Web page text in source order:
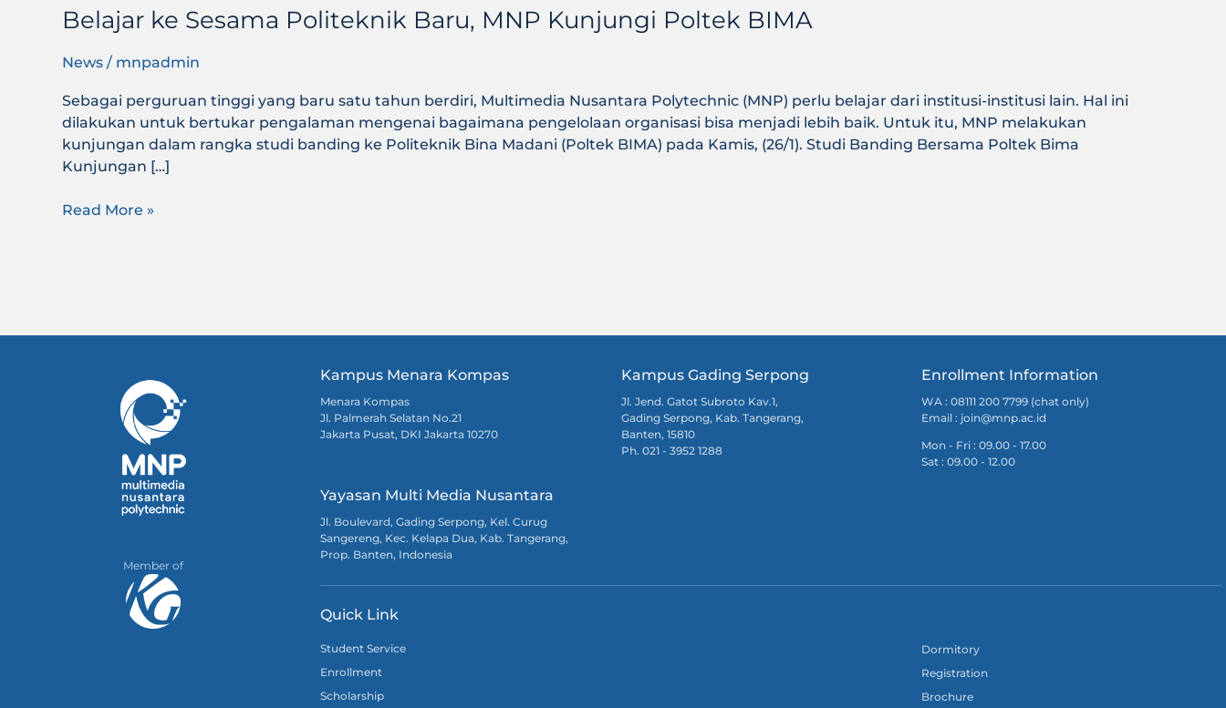
Belajar ke Sesama Politeknik Baru, MNP Kunjungi Poltek BIMA
News / mnpadmin
Sebagai perguruan tinggi yang baru satu tahun berdiri, Multimedia Nusantara Polytechnic (MNP) perlu belajar dari institusi-institusi lain. Hal ini
dilakukan untuk bertukar pengalaman mengenai bagaimana pengelolaan organisasi bisa menjadi lebih baik. Untuk itu, MNP melakukan
kunjungan dalam rangka studi banding ke Politeknik Bina Madani (Poltek BIMA) pada Kamis, (26/1). Studi Banding Bersama Poltek Bima
Kunjungan […]
Read More »
Member of
Kampus Menara Kompas
Menara Kompas
Jl. Palmerah Selatan No.21
Jakarta Pusat, DKI Jakarta 10270
Kampus Gading Serpong
Jl. Jend. Gatot Subroto Kav.1,
Gading Serpong, Kab. Tangerang,
Banten, 15810
Ph. 021 - 3952 1288
Enrollment Information
WA : 08111 200 7799 (chat only)
Email : join@mnp.ac.id
Mon - Fri : 09.00 - 17.00
Sat : 09.00 - 12.00
Yayasan Multi Media Nusantara
Jl. Boulevard, Gading Serpong, Kel. Curug
Sangereng, Kec. Kelapa Dua, Kab. Tangerang,
Prop. Banten, Indonesia
Quick Link
Student Service
Enrollment
Scholarship
Dormitory
Registration
Brochure